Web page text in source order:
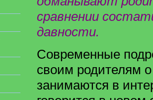
сравнении
давности.
Современные
своим родителям
занимаются в